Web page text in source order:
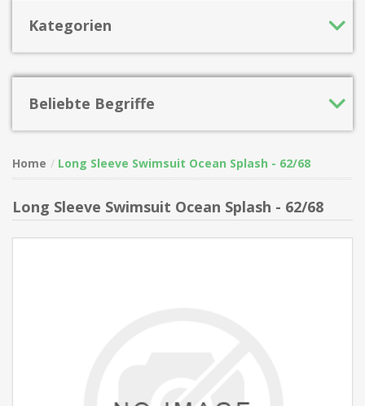
Kategorien
Beliebte Begriffe
Home Long Sleeve Swimsuit Ocean Splash - 62/68
Long Sleeve Swimsuit Ocean Splash - 62/68